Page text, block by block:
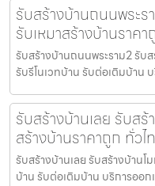
รับสร้างบ้านถนนพระ
รับเหมาสร้างบ้านราค
รับสร้างบ้านถนนพระราม2 รับส
รับรีโนเวทบ้าน รับต่อเติมบ้าน
รับสร้างบ้านเลย รับส
สร้างบ้านราคาถูก ทั่วไ
รับสร้างบ้านเลย รับสร้างบ้านโ
บ้าน รับต่อเติมบ้าน บริการออ